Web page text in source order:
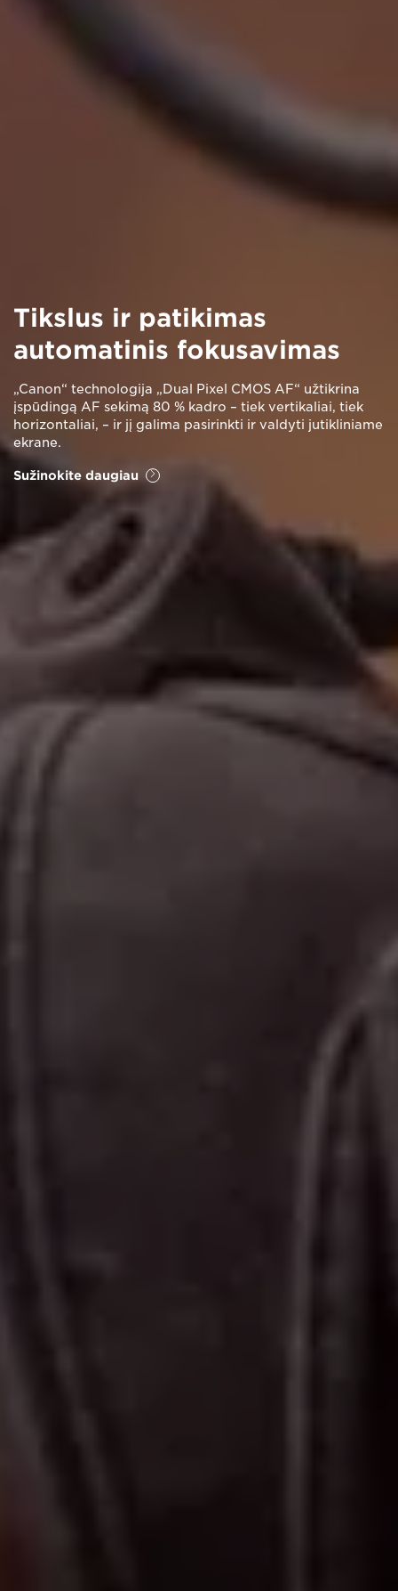
Tikslus ir patikimas
automatinis fokusavimas
„Canon“ technologija „Dual Pixel CMOS AF“ užtikrina
įspūdingą AF sekimą 80 % kadro – tiek vertikaliai, tiek
horizontaliai, – ir jį galima pasirinkti ir valdyti jutikliniame
ekrane.
Sužinokite daugiau